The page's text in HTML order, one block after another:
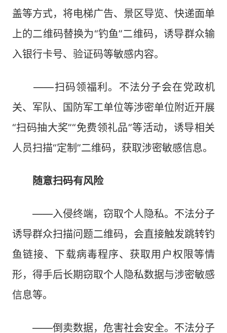
盖等方式，将电梯广告、景区导览、快递面单
上的二维码替换为“钓鱼”二维码，诱导群众输
入银行卡号、验证码等敏感内容。
——扫码领福利。不法分子会在党政机
关、军队、国防军工单位等涉密单位附近开展
“扫码抽大奖”“免费领礼品”等活动，诱导相关
人员扫描“定制”二维码，获取涉密敏感信息。
随意扫码有风险
——入侵终端，窃取个人隐私。不法分子
诱导群众扫描问题二维码，会直接触发跳转钓
鱼链接、下载病毒程序、获取用户权限等情
形，得手后长期窃取个人隐私数据与涉密敏感
信息等。
——倒卖数据，危害社会安全。不法分子